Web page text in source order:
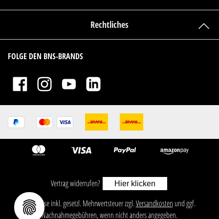
Rechtliches
FOLGE DEN BNS-BRANDS
Vertrag widerrufen? Hier klicken
ㅤㅤㅤㅤㅤ‎‎‎‎‎Alle Preise inkl. gesetzl. Mehrwertsteuer zzgl.Versandkosten und ggf.
Nachnahmegebühren, wenn nicht anders angegeben.